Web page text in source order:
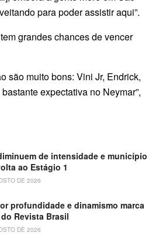
para poder assistir aqui”.
grandes chances de vencer
são muito bons: Vini Jr, Endrick,
expectativa no Neymar”,
de intensidade e município
ao Estágio 1
DE 2026
profundidade e dinamismo marca
Revista Brasil
DE 2026